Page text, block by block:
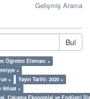
Gelişmiş Arama
Bul
Öğretim Elemanı ×
×
×
Yayın Tarihi: 2020 ×
iktisat ×
Çalışma Ekonomisi ve Endüstri